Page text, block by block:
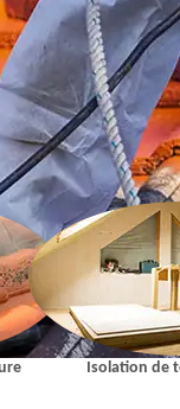
Isolation de